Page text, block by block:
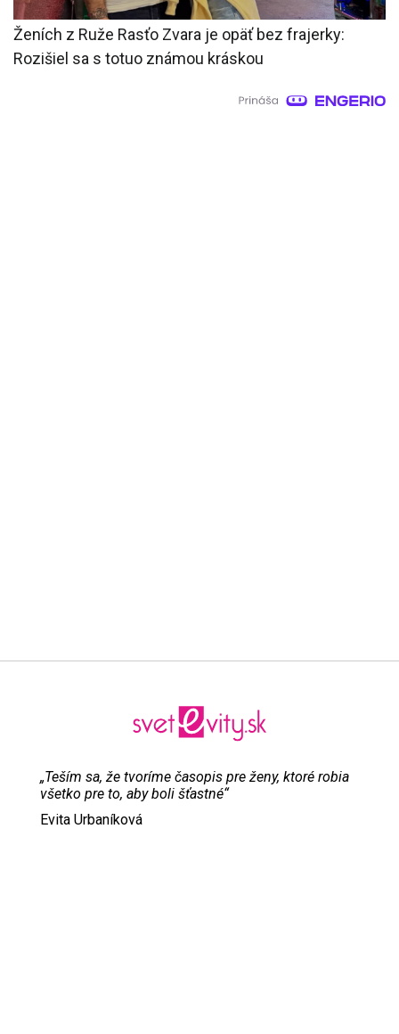
Ženích z Ruže Rasťo Zvara je opäť bez frajerky:
Rozišiel sa s totuo známou kráskou
„Teším sa, že tvoríme časopis pre ženy, ktoré robia
všetko pre to, aby boli šťastné“
Evita Urbaníková